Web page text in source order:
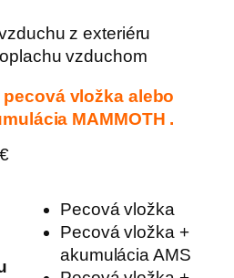
z exteriéru
vzduchom
pecová vložka alebo
MAMMOTH .
€
Pecová vložka
Pecová vložka +
akumulácia AMS